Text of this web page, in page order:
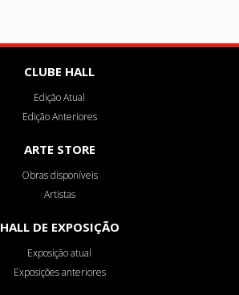
CLUBE HALL
Edição Atual
Edição Anteriores
ARTE STORE
Obras disponíveis
Artistas
HALL DE EXPOSIÇÃO
Exposição atual
Exposições anteriores